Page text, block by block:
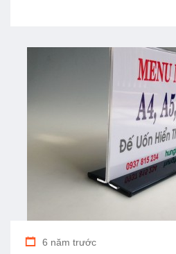
6 năm trước